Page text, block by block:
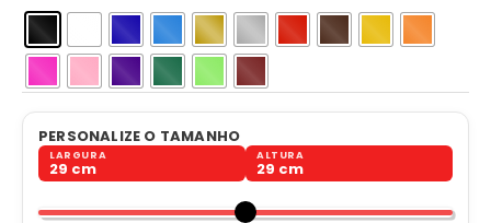
PERSONALIZE O TAMANHO
LARGURA
29 cm
ALTURA
29 cm